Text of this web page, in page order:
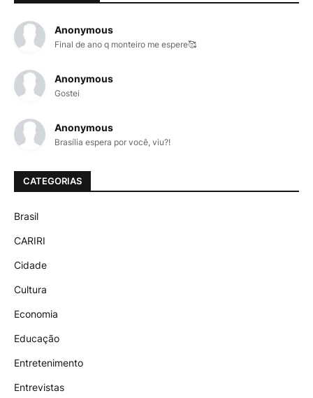
Anonymous
Final de ano q monteiro me espere🥰
Anonymous
Gostei
Anonymous
Brasília espera por você, viu?!
CATEGORIAS
Brasil
CARIRI
Cidade
Cultura
Economia
Educação
Entretenimento
Entrevistas